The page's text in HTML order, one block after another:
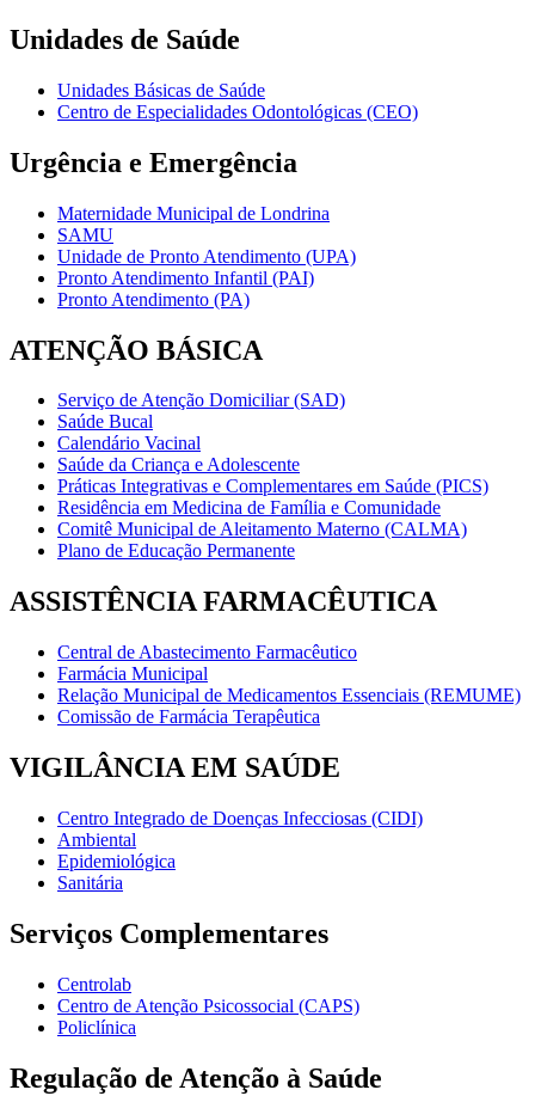
Unidades de Saúde
Unidades Básicas de Saúde
Centro de Especialidades Odontológicas (CEO)
Urgência e Emergência
Maternidade Municipal de Londrina
SAMU
Unidade de Pronto Atendimento (UPA)
Pronto Atendimento Infantil (PAI)
Pronto Atendimento (PA)
ATENÇÃO BÁSICA
Serviço de Atenção Domiciliar (SAD)
Saúde Bucal
Calendário Vacinal
Saúde da Criança e Adolescente
Práticas Integrativas e Complementares em Saúde (PICS)
Residência em Medicina de Família e Comunidade
Comitê Municipal de Aleitamento Materno (CALMA)
Plano de Educação Permanente
ASSISTÊNCIA FARMACÊUTICA
Central de Abastecimento Farmacêutico
Farmácia Municipal
Relação Municipal de Medicamentos Essenciais (REMUME)
Comissão de Farmácia Terapêutica
VIGILÂNCIA EM SAÚDE
Centro Integrado de Doenças Infecciosas (CIDI)
Ambiental
Epidemiológica
Sanitária
Serviços Complementares
Centrolab
Centro de Atenção Psicossocial (CAPS)
Policlínica
Regulação de Atenção à Saúde